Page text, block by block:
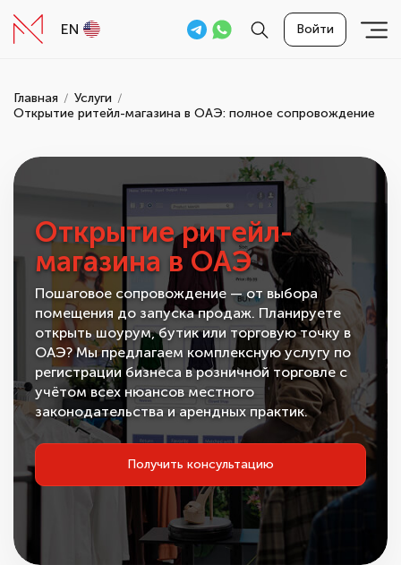
EN Войти
Главная
Услуги
Открытие ритейл-магазина в ОАЭ: полное сопровождение
Открытие ритейл-
магазина в ОАЭ
Пошаговое сопровождение — от выбора
помещения до запуска продаж. Планируете
открыть шоурум, бутик или торговую точку в
ОАЭ? Мы предлагаем комплексную услугу по
регистрации бизнеса в розничной торговле с
учётом всех нюансов местного
законодательства и арендных практик.
Получить консультацию